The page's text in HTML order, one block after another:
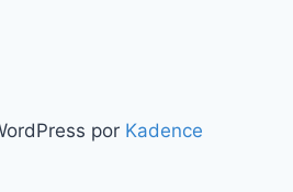
por Kadence